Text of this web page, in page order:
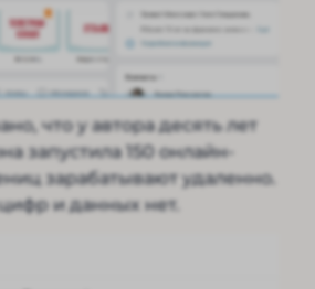
что у автора десять лет
запустила 150 онлайн-
зарабатывают удаленно.
и данных нет.